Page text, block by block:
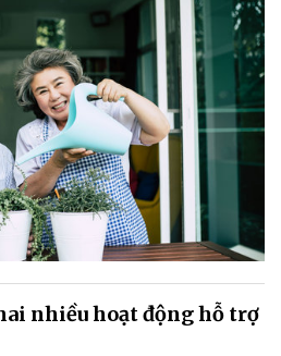
nhiều hoạt động hỗ trợ